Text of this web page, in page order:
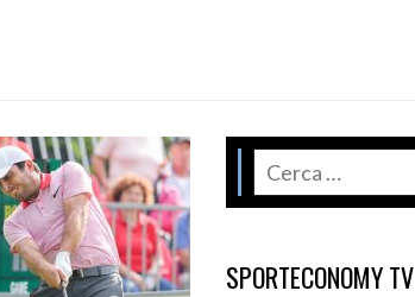
SPORTECONOMY TV